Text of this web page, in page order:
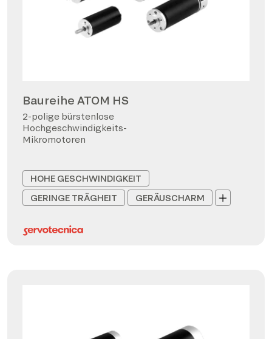
Baureihe ATOM HS
2-polige bürstenlose
Hochgeschwindigkeits-
Mikromotoren
HOHE GESCHWINDIGKEIT
GERINGE TRÄGHEIT
GERÄUSCHARM